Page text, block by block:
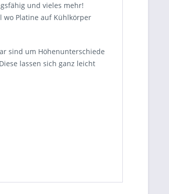
und vieles mehr!
wo Platine auf Kühlkörper
sind um Höhenunterschiede
lassen sich ganz leicht